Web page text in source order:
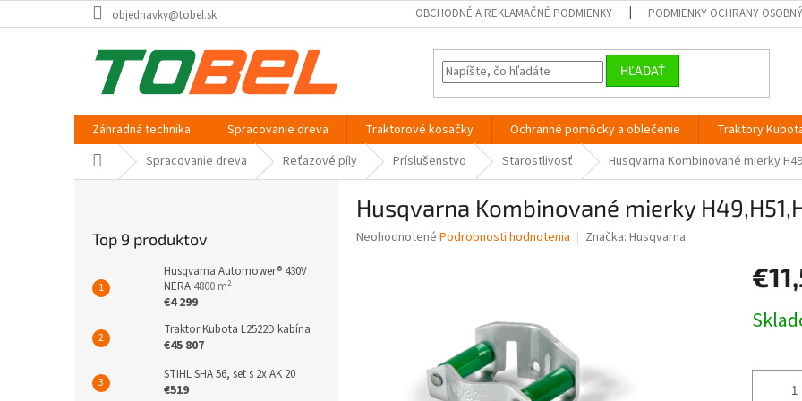
na
objednavky@tobel.sk OBCHODNÉ A REKLAMAČNÉ PODMIENKY PODMIENKY OCHRANY
HĽADAŤ
Záhradná technika Spracovanie dreva Traktorové kosačky Ochranné pomôcky a oblečenie Traktory
DomovSpracovanie dreva Reťazové píly Príslušenstvo Starostlivosť Husqvarna Kombinované mierky
Top 9 produktov
Husqvarna Automower® 430V
NERA 4800 m²
€4 299
Traktor Kubota L2522D kabína
€45 807
STIHL SHA 56, set s 2x AK 20
€519
Husqvarna Kombinované mierky
Priemerné
Neohodnotené Podrobnosti hodnotenia Značka: Husqvarna
cena: